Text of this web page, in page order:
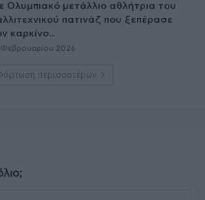
Ολυμπιακό μετάλλιο αθλήτρια του
πατινάζ που ξεπέρασε
καρκίνο...
Φεβρουαρίου 2026
περισσοτέρων